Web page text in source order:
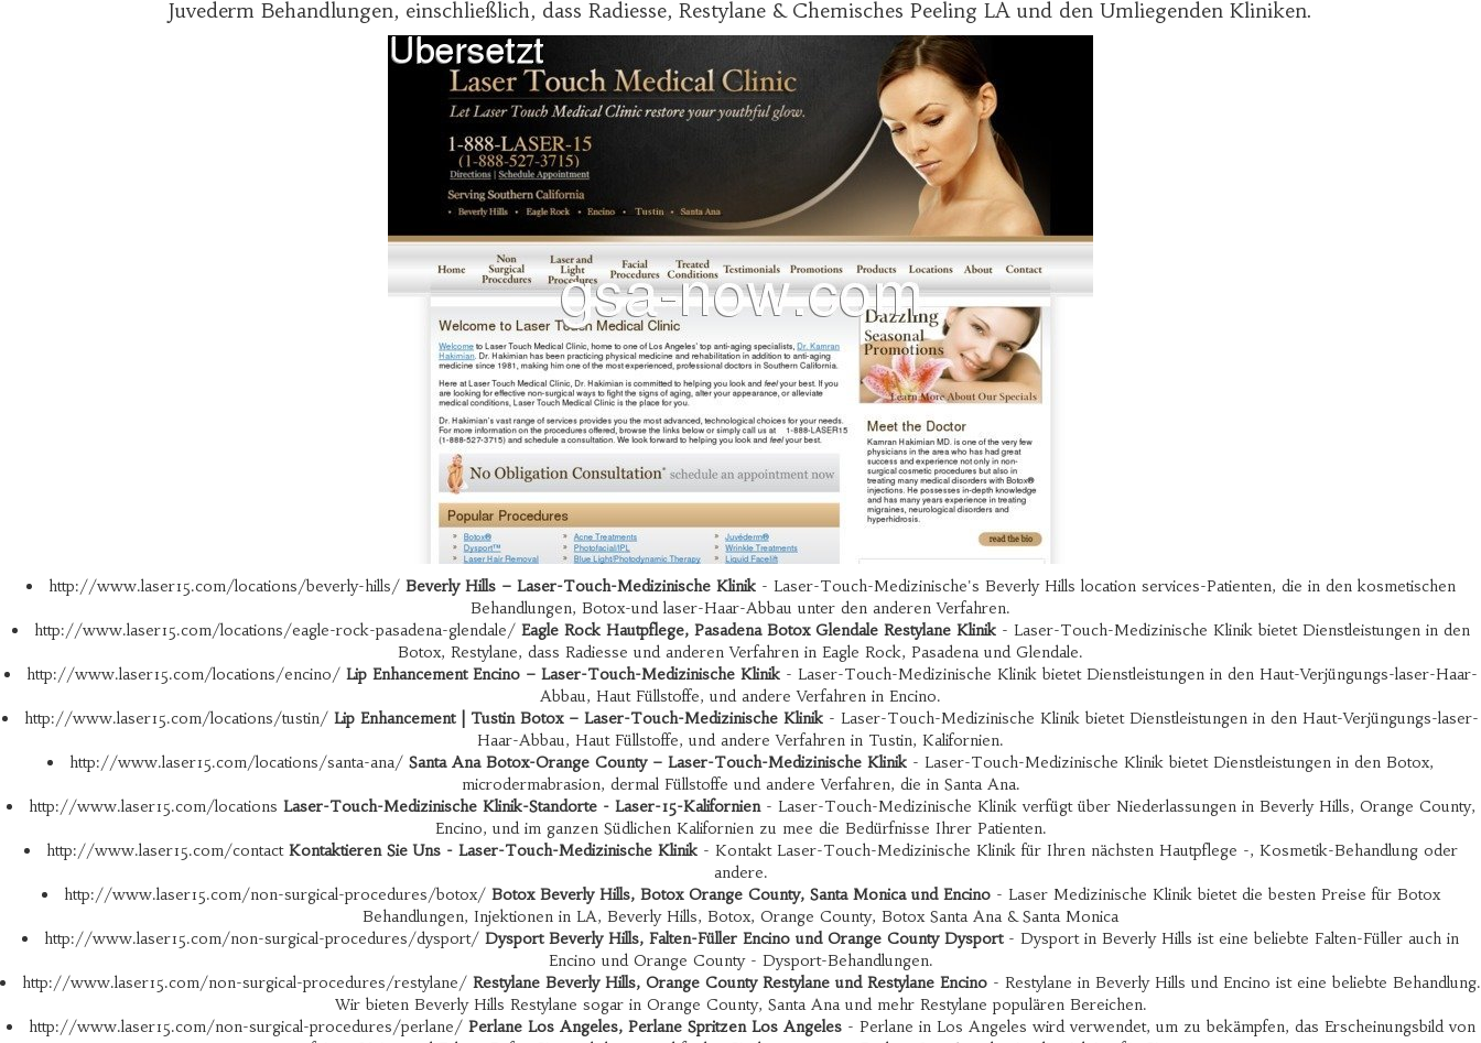
Juvederm Behandlungen, einschließlich, dass Radiesse, Restylane & Chemisches Peeling LA und den Umliegenden Kliniken.
http://www.laser15.com/locations/beverly-hills/ Beverly Hills – Laser-Touch-Medizinische Klinik- Laser-Touch-Medizinische's Beverly Hills location services-Patienten, die in den kosmetischen
Behandlungen, Botox-und laser-Haar-Abbau unter den anderen Verfahren.
http://www.laser15.com/locations/eagle-rock-pasadena-glendale/ Eagle Rock Hautpflege, Pasadena Botox Glendale Restylane Klinik- Laser-Touch-Medizinische Klinik bietet Dienstleistungen in den
Botox, Restylane, dass Radiesse und anderen Verfahren in Eagle Rock, Pasadena und Glendale.
http://www.laser15.com/locations/encino/ Lip Enhancement Encino – Laser-Touch-Medizinische Klinik- Laser-Touch-Medizinische Klinik bietet Dienstleistungen in den Haut-Verjüngungs-laser-Haar-
Abbau, Haut Füllstoffe, und andere Verfahren in Encino.
http://www.laser15.com/locations/tustin/ Lip Enhancement | Tustin Botox – Laser-Touch-Medizinische Klinik - Laser-Touch-Medizinische Klinik bietet Dienstleistungen in den Haut-Verjüngungs-laser-
Haar-Abbau, Haut Füllstoffe, und andere Verfahren in Tustin, Kalifornien.
http://www.laser15.com/locations/santa-ana/ Santa Ana Botox-Orange County – Laser-Touch-Medizinische Klinik - Laser-Touch-Medizinische Klinik bietet Dienstleistungen in den Botox,
microdermabrasion, dermal Füllstoffe und andere Verfahren, die in Santa Ana.
http://www.laser15.com/locations Laser-Touch-Medizinische Klinik-Standorte - Laser-15-Kalifornien- Laser-Touch-Medizinische Klinik verfügt über Niederlassungen in Beverly Hills, Orange County,
Encino, und im ganzen Südlichen Kalifornien zu mee die Bedürfnisse Ihrer Patienten.
http://www.laser15.com/contact Kontaktieren Sie Uns - Laser-Touch-Medizinische Klinik- Kontakt Laser-Touch-Medizinische Klinik für Ihren nächsten Hautpflege -, Kosmetik-Behandlung oder
andere.
http://www.laser15.com/non-surgical-procedures/botox/ Botox Beverly Hills, Botox Orange County, Santa Monica und Encino- Laser Medizinische Klinik bietet die besten Preise für Botox
Behandlungen, Injektionen in LA, Beverly Hills, Botox, Orange County, Botox Santa Ana & Santa Monica
http://www.laser15.com/non-surgical-procedures/dysport/ Dysport Beverly Hills, Falten-Füller Encino und Orange County Dysport- Dysport in Beverly Hills ist eine beliebte Falten-Füller auch in
Encino und Orange County - Dysport-Behandlungen.
http://www.laser15.com/non-surgical-procedures/restylane/ Restylane Beverly Hills, Orange County Restylane und Restylane Encino - Restylane in Beverly Hills und Encino ist eine beliebte Behandlung.
Wir bieten Beverly Hills Restylane sogar in Orange County, Santa Ana und mehr Restylane populären Bereichen.
http://www.laser15.com/non-surgical-procedures/perlane/ Perlane Los Angeles, Perlane Spritzen Los Angeles- Perlane in Los Angeles wird verwendet, um zu bekämpfen, das Erscheinungsbild von